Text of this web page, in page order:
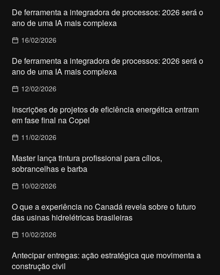
De ferramenta a integradora de processos: 2026 será o
ano de uma IA mais complexa
16/02/2026
De ferramenta a integradora de processos: 2026 será o
ano de uma IA mais complexa
12/02/2026
Inscrições de projetos de eficiência energética entram
em fase final na Copel
11/02/2026
Master lança tintura profissional para cílios,
sobrancelhas e barba
10/02/2026
O que a experiência no Canadá revela sobre o futuro
das usinas hidrelétricas brasileiras
10/02/2026
Antecipar entregas: ação estratégica que movimenta a
construção civil